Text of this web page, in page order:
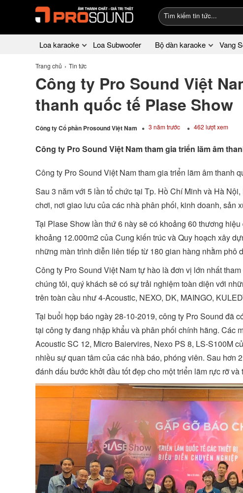
Loa karaoke Loa Subwoofer Bộ dàn karaoke Vang
Trang chủ Tin tức
Công ty Pro Sound Việt
thanh quốc tế Plase Show
Công ty Cổ phần Prosound Việt Nam 3 năm trước 462 lượt xem
Công ty Pro Sound Việt Nam tham gia triển lãm âm
Công ty Pro Sound Việt Nam tham gia triển lãm âm thanh
Sau 3 năm với 5 lần tổ chức tại Tp. Hồ Chí Minh và Hà
chơi, nơi giao lưu của các nhà phân phối, kinh doanh, sản
Tại Plase Show lần thứ 6 này sẽ có khoảng 60 thương
khoảng 12.000m2 của Cung kiến trúc và Quy hoạch xây
những màn trình diễn liên tiếp từ 180 gian hàng nhằm phô
Công ty Pro Sound Việt Nam tự hào là đơn vị lớn nhất
chúng tôi, quý khách sẽ có sự trải nghiệm toàn diện với
trên toàn cầu như 4-Acoustic, NEXO, DK, MAINGO,
Tại buổi họp báo ngày 28-10-2019, công ty Pro Sound đã
tại công ty đang nhập khẩu và phân phối chính hãng. Các
Acoustic SC 12, Micro Baiervires, Nexo PS 8, LS-S100M
nhiều sự quan tâm của các nhà báo, phóng viên. Sau hơn
đánh dấu bước khởi đầu tốt đẹp cho một triển lãm rực rỡ và